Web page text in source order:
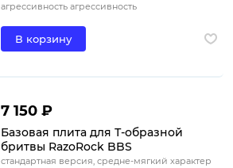
агрессивность агрессивность
В корзину
7 150 ₽
Базовая плита для Т-образной
бритвы RazoRock BBS
стандартная версия, средне-мягкий характер